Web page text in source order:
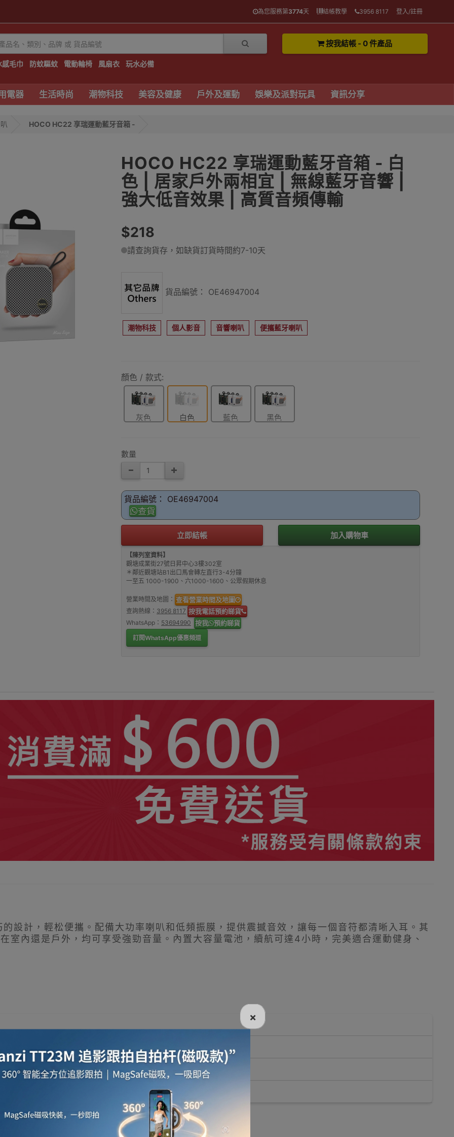
為您服務第3774天 結帳教學 3956 8117 登入/註冊
感毛巾 防蚊驅蚊 電動輪椅 風扇衣 玩水必備
按我結帳 - 0 件產品
電器 生活時尚 潮物科技 美容及健康 戶外及運動 娛樂及派對玩具 資訊分享
HOCO HC22 享瑞運動藍牙音箱 -
HOCO HC22 享瑞運動藍牙音箱 - 白
色 | 居家戶外兩相宜 | 無線藍牙音響 |
強大低音效果 | 高質音頻傳輸
$218
請查詢貨存，如缺貨訂貨時間約7-10天
貨品編號： OE46947004
潮物科技 個人影音 音響喇叭 便攜藍牙喇叭
顏色 / 款式:
灰色 白色 藍色 黑色
數量
貨品編號： OE46947004
查貨
立即結帳 加入購物車
【陳列室資料】
觀塘成業街27號日昇中心3樓302室
＊鄰近觀塘站B1出口馬會轉左直行3-4分鐘
一至五 1000-1900、六1000-1600、公眾假期休息
營業時間及地圖： 查看營業時間及地圖
查詢熱線： 3956 8117 按我電話預約睇貨
WhatsApp： 53694990 按我 預約睇貨
訂閱WhatsApp優惠頻道
設計，輕松便攜。配備大功率喇叭和低頻振膜，提供震撼音效，讓每一個音符都清晰入耳。其
室內還是戶外，均可享受強勁音量。內置大容量電池，續航可達4小時，完美適合運動健身、
聲音強勁，室內戶外都適用
×